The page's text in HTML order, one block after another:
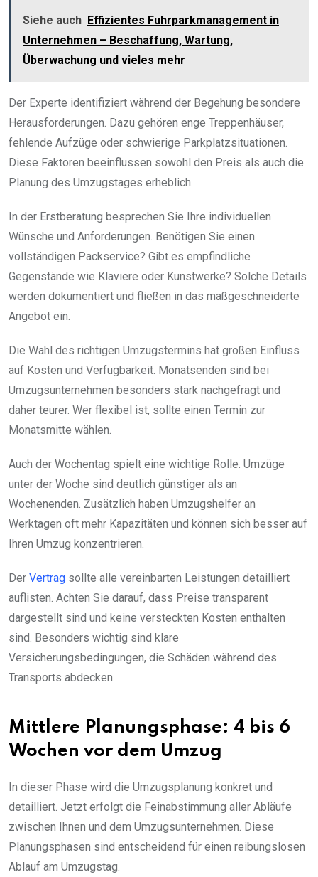
Siehe auch Effizientes Fuhrparkmanagement in
Unternehmen – Beschaffung, Wartung,
Überwachung und vieles mehr
Der Experte identifiziert während der Begehung besondere
Herausforderungen. Dazu gehören enge Treppenhäuser,
fehlende Aufzüge oder schwierige Parkplatzsituationen.
Diese Faktoren beeinflussen sowohl den Preis als auch die
Planung des Umzugstages erheblich.
In der Erstberatung besprechen Sie Ihre individuellen
Wünsche und Anforderungen. Benötigen Sie einen
vollständigen Packservice? Gibt es empfindliche
Gegenstände wie Klaviere oder Kunstwerke? Solche Details
werden dokumentiert und fließen in das maßgeschneiderte
Angebot ein.
Die Wahl des richtigen Umzugstermins hat großen Einfluss
auf Kosten und Verfügbarkeit. Monatsenden sind bei
Umzugsunternehmen besonders stark nachgefragt und
daher teurer. Wer flexibel ist, sollte einen Termin zur
Monatsmitte wählen.
Auch der Wochentag spielt eine wichtige Rolle. Umzüge
unter der Woche sind deutlich günstiger als an
Wochenenden. Zusätzlich haben Umzugshelfer an
Werktagen oft mehr Kapazitäten und können sich besser auf
Ihren Umzug konzentrieren.
Der Vertrag sollte alle vereinbarten Leistungen detailliert
auflisten. Achten Sie darauf, dass Preise transparent
dargestellt sind und keine versteckten Kosten enthalten
sind. Besonders wichtig sind klare
Versicherungsbedingungen, die Schäden während des
Transports abdecken.
Mittlere Planungsphase: 4 bis 6
Wochen vor dem Umzug
In dieser Phase wird die Umzugsplanung konkret und
detailliert. Jetzt erfolgt die Feinabstimmung aller Abläufe
zwischen Ihnen und dem Umzugsunternehmen. Diese
Planungsphasen sind entscheidend für einen reibungslosen
Ablauf am Umzugstag.